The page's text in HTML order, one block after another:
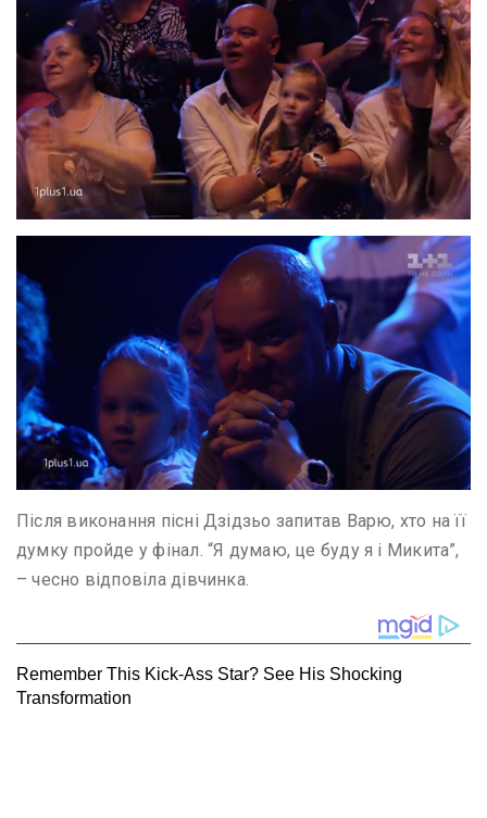
Після виконання пісні Дзідзьо запитав Варю, хто на її
думку пройде у фінал. “Я думаю, це буду я і Микита”,
– чесно відповіла дівчинка.